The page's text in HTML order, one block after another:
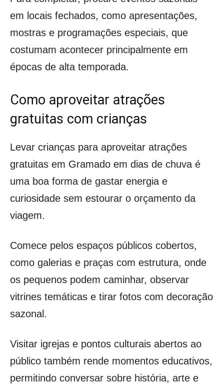
em locais fechados, como apresentações,
mostras e programações especiais, que
costumam acontecer principalmente em
épocas de alta temporada.
Como aproveitar atrações
gratuitas com crianças
Levar crianças para aproveitar atrações
gratuitas em Gramado em dias de chuva é
uma boa forma de gastar energia e
curiosidade sem estourar o orçamento da
viagem.
Comece pelos espaços públicos cobertos,
como galerias e praças com estrutura, onde
os pequenos podem caminhar, observar
vitrines temáticas e tirar fotos com decoração
sazonal.
Visitar igrejas e pontos culturais abertos ao
público também rende momentos educativos,
permitindo conversar sobre história, arte e